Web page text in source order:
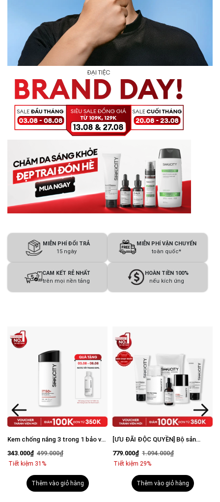
MIỄN PHÍ ĐỔI TRẢ
15 ngày
MIỄN PHÍ VẬN CHUYỂN
toàn quốc*
CAM KẾT RẺ NHẤT
trên mọi nền tảng
HOÀN TIỀN 100%
nếu kích ứng
Kem chống nắng 3 trong 1 bảo vệ
với SPF 50+ PA++++
343.000₫ 499.000₫
Tiết kiệm 31%
Thêm vào giỏ hàng
[ƯU ĐÃI ĐỘC QUYỀN] Bộ sản
cho nam
779.000₫ 1.094.000₫
Tiết kiệm 29%
Thêm vào giỏ hàng